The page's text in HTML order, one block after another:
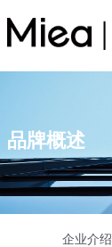
品牌概述
企业介绍